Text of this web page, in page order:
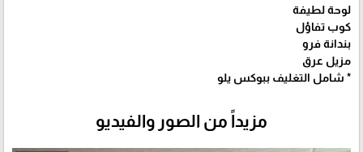
لوحة لطيفة
كوب تفاؤل
بندانة فرو
مزيل عرق
* شامل التغليف ببوكس يلو
مزيداً من الصور والفيديو